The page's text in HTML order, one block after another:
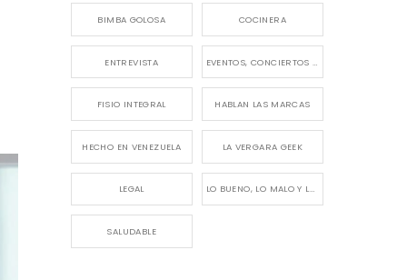
BIMBA GOLOSA COCINERA
ENTREVISTA
FISIO INTEGRAL HABLAN LAS MARCAS
HECHO EN VENEZUELA LA VERGARA GEEK
LEGAL LO BUENO, LO MALO Y LO FEO
SALUDABLE